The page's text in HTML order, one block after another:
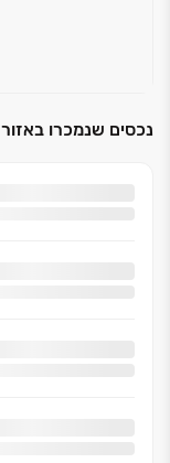
נכסים שנמכרו באזור